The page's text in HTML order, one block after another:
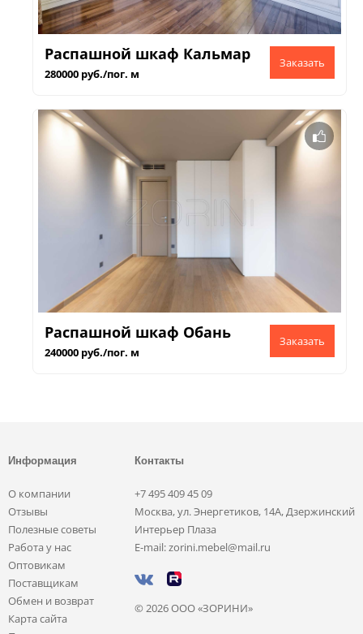
Распашной шкаф Кальмар
280000 руб./пог. м
Распашной шкаф Обань
240000 руб./пог. м
Информация
О компании
Отзывы
Полезные советы
Работа у нас
Оптовикам
Поставщикам
Обмен и возврат
Карта сайта
Контакты
+7 495 409 45 09
Москва, ул. Энергетиков, 14А, Дзержинский
Интерьер Плаза
E-mail: zorini.mebel@mail.ru
© 2026 ООО «ЗОРИНИ»